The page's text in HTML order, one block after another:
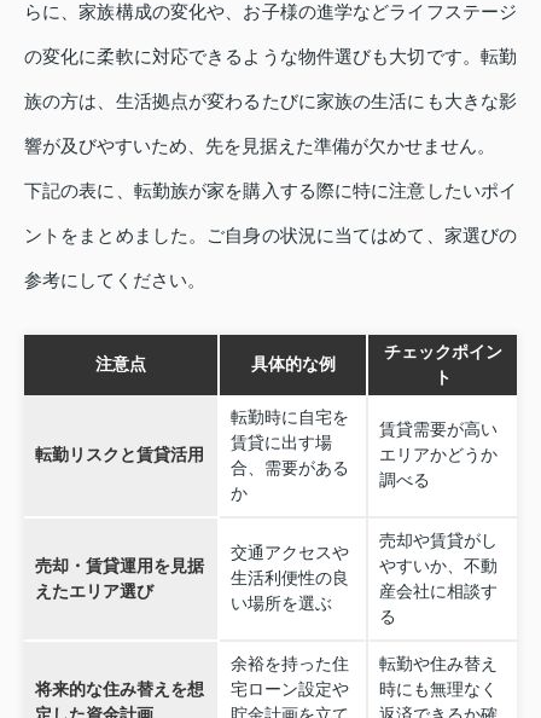
らに、家族構成の変化や、お子様の進学などライフステージ
の変化に柔軟に対応できるような物件選びも大切です。転勤
族の方は、生活拠点が変わるたびに家族の生活にも大きな影
響が及びやすいため、先を見据えた準備が欠かせません。
下記の表に、転勤族が家を購入する際に特に注意したいポイ
ントをまとめました。ご自身の状況に当てはめて、家選びの
参考にしてください。
注意点 具体的な例
チェックポイン
ト
転勤リスクと賃貸活用
転勤時に自宅を
賃貸に出す場
合、需要がある
か
賃貸需要が高い
エリアかどうか
調べる
売却・賃貸運用を見据
えたエリア選び
交通アクセスや
生活利便性の良
い場所を選ぶ
売却や賃貸がし
やすいか、不動
産会社に相談す
る
将来的な住み替えを想
余裕を持った住
宅ローン設定や
転勤や住み替え
時にも無理なく